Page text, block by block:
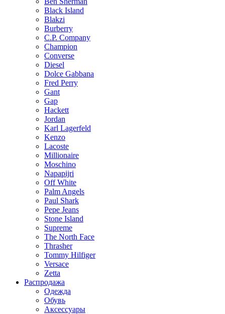
Black Island
Blakzi
Burberry
C.P. Company
Champion
Converse
Diesel
Dolce Gabbana
Fred Perry
Gant
Gap
Hackett
Jordan
Karl Lagerfeld
Kenzo
Lacoste
Millionaire
Moschino
Napapijri
Off White
Palm Angels
Paul Shark
Pepe Jeans
Stone Island
Supreme
The North Face
Thrasher
Tommy Hilfiger
Versace
Zetta
Распродажа
Одежда
Обувь
Аксессуары